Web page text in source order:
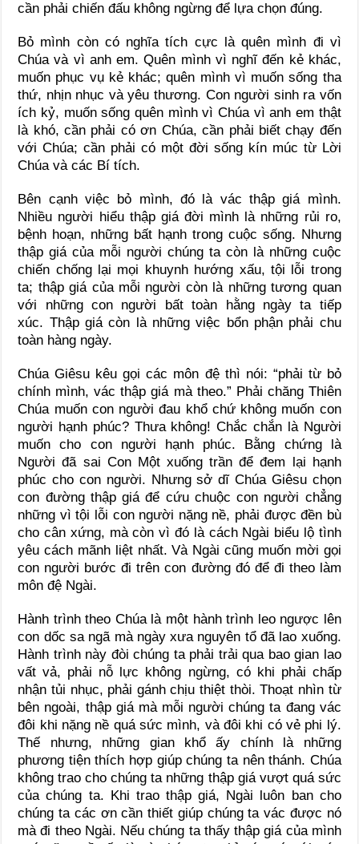
cần phải chiến đấu không ngừng để lựa chọn đúng.
Bỏ mình còn có nghĩa tích cực là quên mình đi vì
Chúa và vì anh em. Quên mình vì nghĩ đến kẻ khác,
muốn phục vụ kẻ khác; quên mình vì muốn sống tha
thứ, nhịn nhục và yêu thương. Con người sinh ra vốn
ích kỷ, muốn sống quên mình vì Chúa vì anh em thật
là khó, cần phải có ơn Chúa, cần phải biết chạy đến
với Chúa; cần phải có một đời sống kín múc từ Lời
Chúa và các Bí tích.
Bên cạnh việc bỏ mình, đó là vác thập giá mình.
Nhiều người hiểu thập giá đời mình là những rủi ro,
bệnh hoạn, những bất hạnh trong cuộc sống. Nhưng
thập giá của mỗi người chúng ta còn là những cuộc
chiến chống lại mọi khuynh hướng xấu, tội lỗi trong
ta; thập giá của mỗi người còn là những tương quan
với những con người bất toàn hằng ngày ta tiếp
xúc. Thập giá còn là những việc bổn phận phải chu
toàn hàng ngày.
Chúa Giêsu kêu gọi các môn đệ thì nói: “phải từ bỏ
chính mình, vác thập giá mà theo.” Phải chăng Thiên
Chúa muốn con người đau khổ chứ không muốn con
người hạnh phúc? Thưa không! Chắc chắn là Người
muốn cho con người hạnh phúc. Bằng chứng là
Người đã sai Con Một xuống trần để đem lại hạnh
phúc cho con người. Nhưng sở dĩ Chúa Giêsu chọn
con đường thập giá để cứu chuộc con người chẳng
những vì tội lỗi con người nặng nề, phải được đền bù
cho cân xứng, mà còn vì đó là cách Ngài biểu lộ tình
yêu cách mãnh liệt nhất. Và Ngài cũng muốn mời gọi
con người bước đi trên con đường đó để đi theo làm
môn đệ Ngài.
Hành trình theo Chúa là một hành trình leo ngược lên
con dốc sa ngã mà ngày xưa nguyên tổ đã lao xuống.
Hành trình này đòi chúng ta phải trải qua bao gian lao
vất vả, phải nỗ lực không ngừng, có khi phải chấp
nhận tủi nhục, phải gánh chịu thiệt thòi. Thoạt nhìn từ
bên ngoài, thập giá mà mỗi người chúng ta đang vác
đôi khi nặng nề quá sức mình, và đôi khi có vẻ phi lý.
Thế nhưng, những gian khổ ấy chính là những
phương tiện thích hợp giúp chúng ta nên thánh. Chúa
không trao cho chúng ta những thập giá vượt quá sức
của chúng ta. Khi trao thập giá, Ngài luôn ban cho
chúng ta các ơn cần thiết giúp chúng ta vác được nó
mà đi theo Ngài. Nếu chúng ta thấy thập giá của mình